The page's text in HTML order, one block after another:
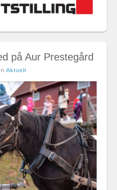
på Aur Prestegård
Aktuelt